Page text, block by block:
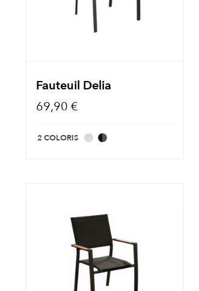
Fauteuil Delia
69,90 €
2 COLORIS